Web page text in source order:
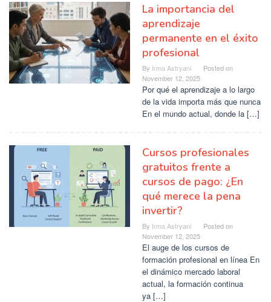
La importancia del
aprendizaje
permanente en el éxito
profesional
By Irma Astryani
Posted on
November 12, 2025
Por qué el aprendizaje a lo largo
de la vida importa más que nunca
En el mundo actual, donde la […]
Cursos profesionales
gratuitos frente a
cursos de pago: ¿En
qué merece la pena
invertir?
By Irma Astryani
Posted on
November 12, 2025
El auge de los cursos de
formación profesional en línea En
el dinámico mercado laboral
actual, la formación continua
ya […]